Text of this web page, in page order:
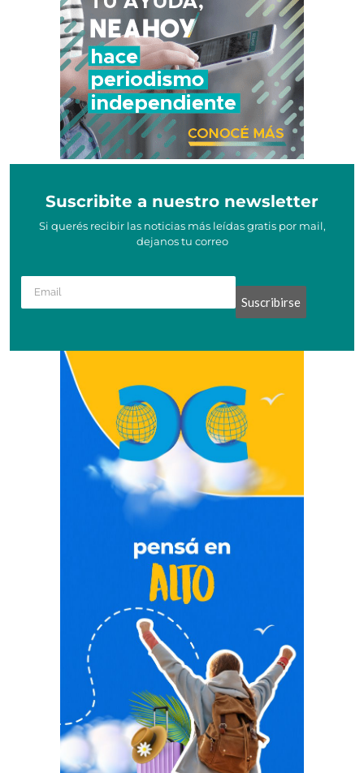
Suscribite a nuestro newsletter
Si querés recibir las noticias más leídas gratis por mail,
dejanos tu correo
Suscribirse